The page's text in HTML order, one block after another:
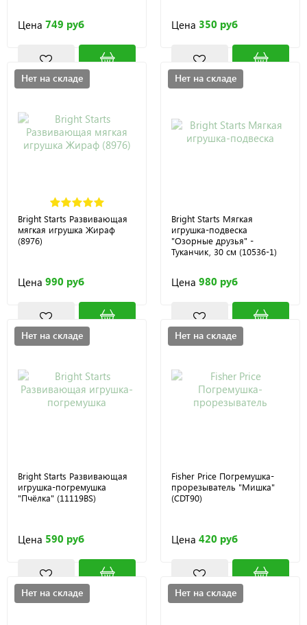
Цена 749 руб Цена 350 руб
Нет на складе
Bright Starts Развивающая
мягкая игрушка Жираф
(8976)
Цена 990 руб
Нет на складе
Bright Starts Мягкая
игрушка-подвеска
"Озорные друзья" -
Туканчик, 30 см (10536-1)
Цена 980 руб
Нет на складе
Bright Starts Развивающая
игрушка-погремушка
"Пчёлка" (11119BS)
Цена 590 руб
Нет на складе
Fisher Price Погремушка-
прорезыватель "Мишка"
(CDT90)
Цена 420 руб
Нет на складе Нет на складе